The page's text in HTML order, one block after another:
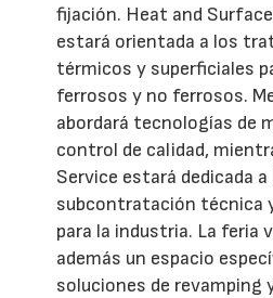
fijación. Heat and
estará orientada a los
térmicos y superficiales
ferrosos y no ferrosos.
abordará tecnologías de
control de calidad,
Service estará dedicada a
subcontratación técnica
para la industria. La feria
además un espacio
soluciones de